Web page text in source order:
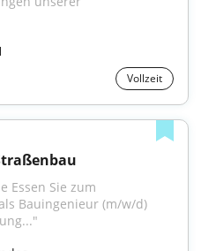
Vollzeit
Essen Sie zum